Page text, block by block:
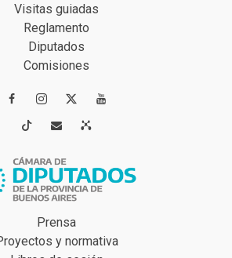
Visitas guiadas
Reglamento
Diputados
Comisiones
 
 
Prensa
y normativa